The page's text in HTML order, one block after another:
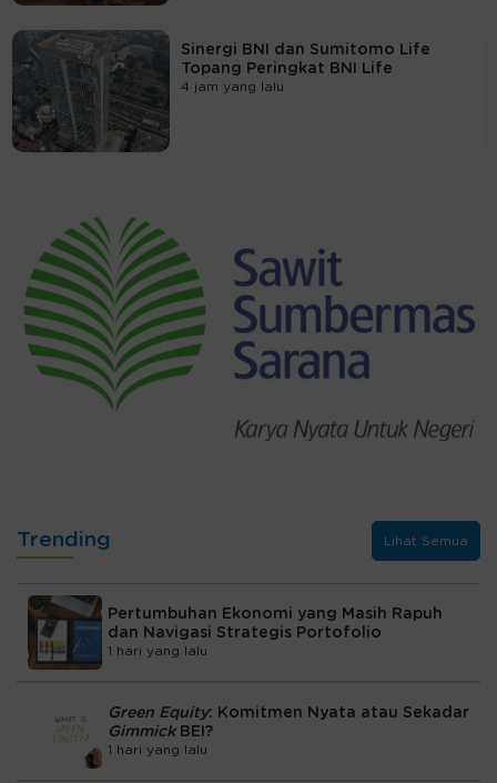
Sinergi BNI dan Sumitomo Life
Topang Peringkat BNI Life
4 jam yang lalu
Trending Lihat Semua
Pertumbuhan Ekonomi yang Masih Rapuh
dan Navigasi Strategis Portofolio
1 hari yang lalu
Green Equity: Komitmen Nyata atau Sekadar
Gimmick BEI?
1 hari yang lalu